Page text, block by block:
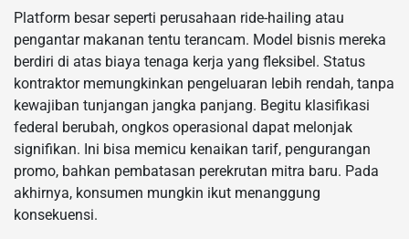
Platform besar seperti perusahaan ride-hailing atau
pengantar makanan tentu terancam. Model bisnis mereka
berdiri di atas biaya tenaga kerja yang fleksibel. Status
kontraktor memungkinkan pengeluaran lebih rendah, tanpa
kewajiban tunjangan jangka panjang. Begitu klasifikasi
federal berubah, ongkos operasional dapat melonjak
signifikan. Ini bisa memicu kenaikan tarif, pengurangan
promo, bahkan pembatasan perekrutan mitra baru. Pada
akhirnya, konsumen mungkin ikut menanggung
konsekuensi.